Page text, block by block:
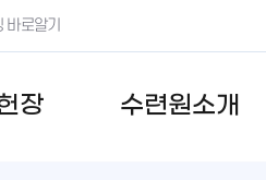
바로알기
장 수련원소개